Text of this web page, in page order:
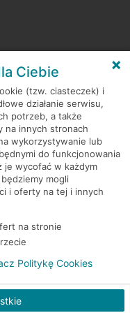
prawa zastrzeżone
Ciebie
(tzw. ciasteczek) i
działanie serwisu,
potrzeb, a także
na innych stronach
wykorzystywanie lub
do funkcjonowania
je wycofać w każdym
mogli
i oferty na tej i innych
na stronie
Politykę Cookies